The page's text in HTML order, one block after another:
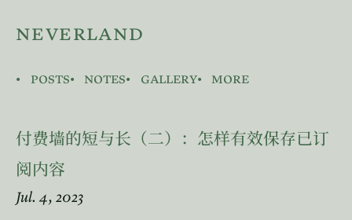
neverland
posts notes gallery more
付费墙的短与长（二）：怎样有效保存已订
阅内容
Jul. 4, 2023